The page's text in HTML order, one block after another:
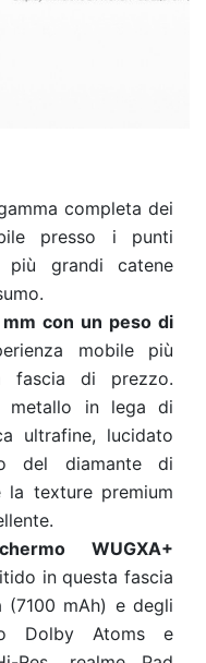
completa dei
presso i punti
grandi catene
con un peso di
mobile più
fascia di prezzo.
metallo in lega di
ultrafine, lucidato
del diamante di
la texture premium
WUGXA+
in questa fascia
mAh) e degli
Dolby Atoms e